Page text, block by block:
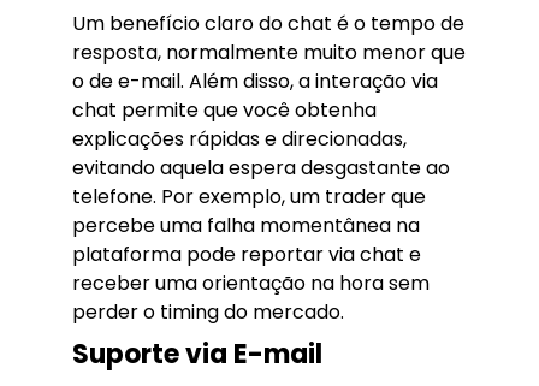
Um benefício claro do chat é o tempo de
resposta, normalmente muito menor que
o de e-mail. Além disso, a interação via
chat permite que você obtenha
explicações rápidas e direcionadas,
evitando aquela espera desgastante ao
telefone. Por exemplo, um trader que
percebe uma falha momentânea na
plataforma pode reportar via chat e
receber uma orientação na hora sem
perder o timing do mercado.
Suporte via E-mail